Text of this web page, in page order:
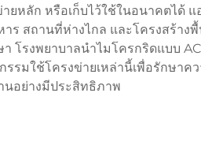
หลัก หรือเก็บไว้ใช้ในอนาคตได้
สถานที่ห่างไกล และโครงสร้า
รงพยาบาลนำไมโครกริดแบบ
รมใช้โครงข่ายเหล่านี้เพื่อรักษาค
นอย่างมีประสิทธิภาพ